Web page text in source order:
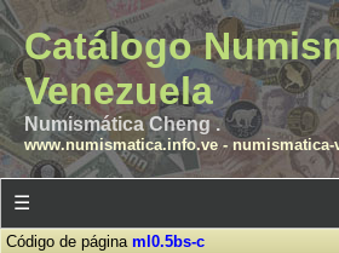
Catálogo
Venezuela
Numismática Cheng .
www.numismatica.info.ve- numismatica-
☰
Código de página ml0.5bs-c